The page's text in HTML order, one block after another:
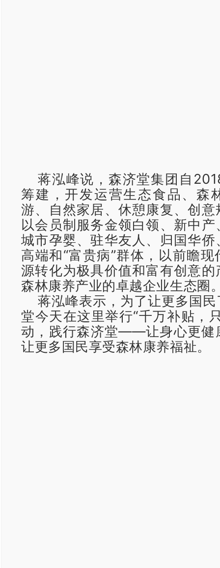
蒋泓峰说，森济堂集团自
筹建，开发运营生态食品、森
游、自然家居、休憩康复、创
以会员制服务金领白领、新中
城市孕婴、驻华友人、归国华
高端和“富贵病”群体，以前瞻
源转化为极具价值和富有创意
森林康养产业的卓越企业生态圈
蒋泓峰表示，为了让更多国
堂今天在这里举行“千万补贴，
动，践行森济堂——让身心更健
让更多国民享受森林康养福祉。